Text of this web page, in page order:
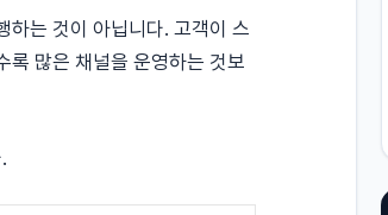
하는 것이 아닙니다. 고객이 스
록 많은 채널을 운영하는 것보